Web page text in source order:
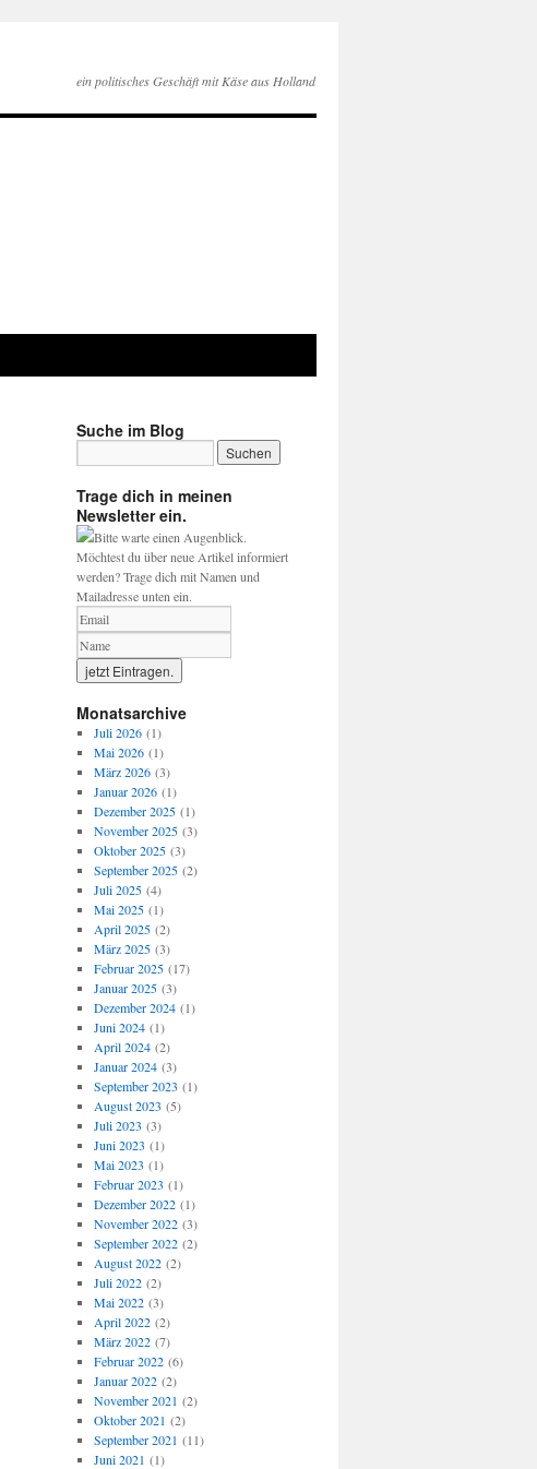
ein politisches Geschäft mit Käse aus Holland
Suche im Blog
Trage dich in meinen
Newsletter ein.
Bitte warte einen Augenblick.
Möchtest du über neue Artikel informiert
werden? Trage dich mit Namen und
Mailadresse unten ein.
Monatsarchive
Juli 2026(1)
Mai 2026(1)
März 2026(3)
Januar 2026(1)
Dezember 2025(1)
November 2025(3)
Oktober 2025(3)
September 2025(2)
Juli 2025(4)
Mai 2025(1)
April 2025(2)
März 2025(3)
Februar 2025(17)
Januar 2025(3)
Dezember 2024(1)
Juni 2024(1)
April 2024(2)
Januar 2024(3)
September 2023 (1)
August 2023 (5)
Juli 2023 (3)
Juni 2023 (1)
Mai 2023 (1)
Februar 2023 (1)
Dezember 2022(1)
November 2022(3)
September 2022(2)
August 2022(2)
Juli 2022(2)
Mai 2022(3)
April 2022(2)
März 2022(7)
Februar 2022(6)
Januar 2022(2)
November 2021 (2)
Oktober 2021 (2)
September 2021 (11)
Juni 2021 (1)